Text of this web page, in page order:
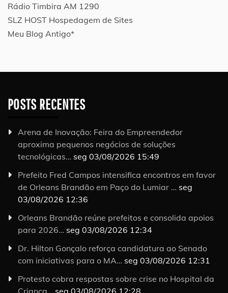
Rádio Timbira AM 1290
SLZ HOST Hospedagem de Sites
Meu Blog Antigo*
POSTS RECENTES
Arena de Inovação: Feira do Empreendedor
aproxima pequenos negócios de soluções
tecnológicas… seg 03/08/2026 15:49
Prefeito Fred Campos intensifica encontros em favor
de Orleans Brandão em Paço do Lumiar … seg
03/08/2026 12:36
Orleans Brandão reúne prefeitos e consolida apoios
para 2026… seg 03/08/2026 12:34
Dr. Hilton Gonçalo reforça candidatura ao Senado
com iniciativas para o MA… seg 03/08/2026 12:31
Protesto cobra respostas sobre crise no Hospital da
Criança…
seg 03/08/2026 12:28